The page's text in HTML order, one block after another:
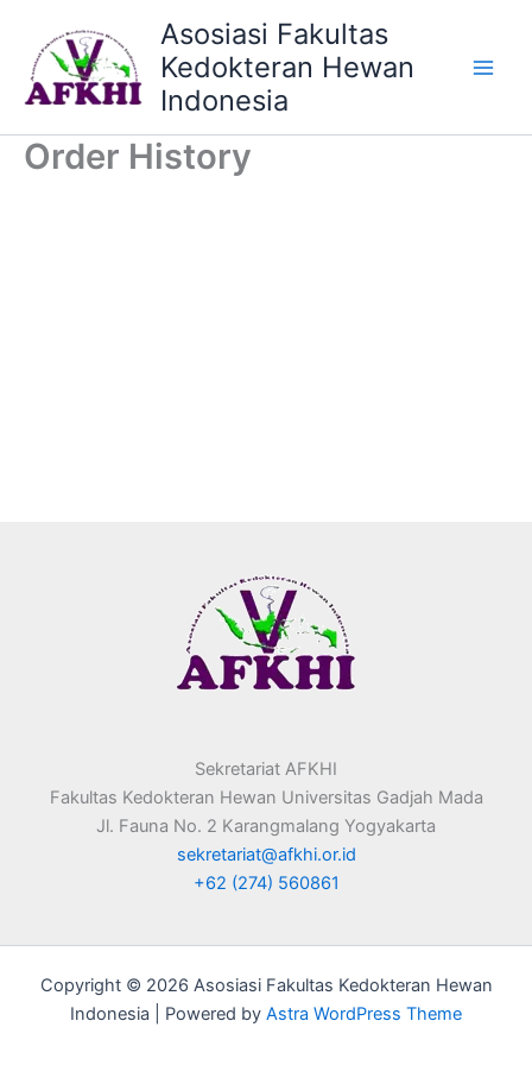
content
Asosiasi Fakultas
Kedokteran Hewan
Indonesia
Order History
Sekretariat AFKHI
Fakultas Kedokteran Hewan Universitas Gadjah Mada
Jl. Fauna No. 2 Karangmalang Yogyakarta
sekretariat@afkhi.or.id
+62 (274) 560861
Copyright © 2026 Asosiasi Fakultas Kedokteran Hewan
Indonesia | Powered by Astra WordPress Theme